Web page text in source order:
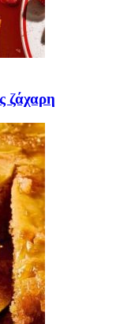
ζάχαρη